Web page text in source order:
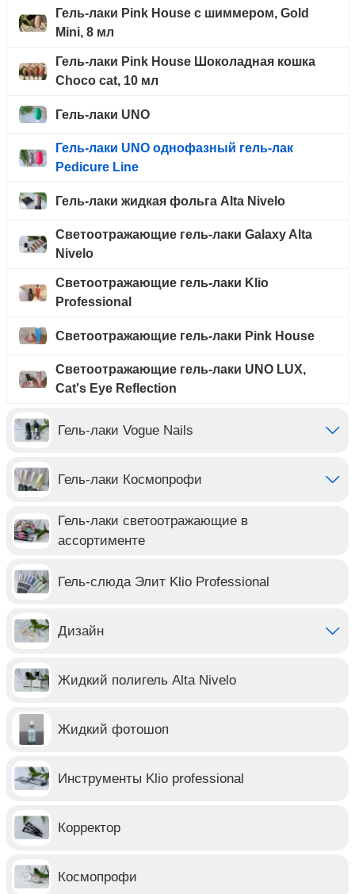
Гель-лаки Pink House с шиммером, Gold
Mini, 8 мл
Гель-лаки Pink House Шоколадная кошка
Choco cat, 10 мл
Гель-лаки UNO
Гель-лаки UNO однофазный гель-лак
Pedicure Line
Гель-лаки жидкая фольга Alta Nivelo
Светоотражающие гель-лаки Galaxy Alta
Nivelo
Светоотражающие гель-лаки Klio
Professional
Светоотражающие гель-лаки Pink House
Светоотражающие гель-лаки UNO LUX,
Cat's Eye Reflection
Гель-лаки Vogue Nails
Гель-лаки Космопрофи
Гель-лаки светоотражающие в
ассортименте
Гель-слюда Элит Klio Professional
Дизайн
Жидкий полигель Alta Nivelo
Жидкий фотошоп
Инструменты Klio professional
Корректор
Космопрофи